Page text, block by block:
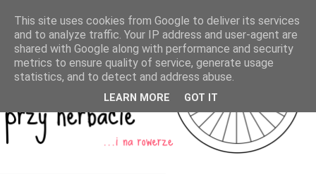
This site uses cookies from Google to deliver its services
and to analyze traffic. Your IP address and user-agent are
shared with Google along with performance and security
metrics to ensure quality of service, generate usage
statistics, and to detect and address abuse.
LEARN MORE GOT IT